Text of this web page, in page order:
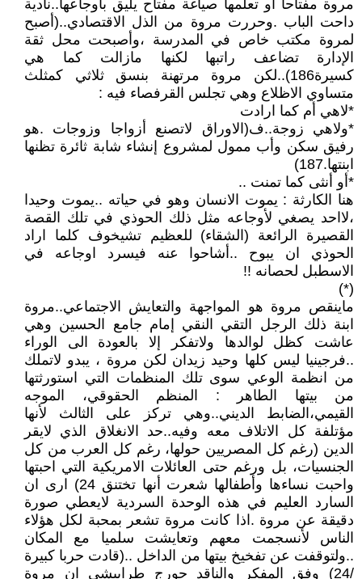
مروة مفتاحا او تعلمها صياغة مفتاح يليق بأوجاعها..نادية
داحت الباب .وحررت مروة من الذل الاقتصادي..(أصبح
لمروة مكتب خاص في المدرسة ،وأصبحت محل ثقة
الإدارة تضاعف راتبها لكنها مازالت كما هي
كسيرة186)..لكن مروة مرتهنة بنسق ثلاثي كمثلث
متساوي الاظلاع وهي تجلس القرفصاء فيه :
*لاهي أم كما ارادت
*ولاهي زوجة..ف(الاوراق لاتصنع أزواجا وزوجات .هو
رفيق سكن وأب ممول لمشروع إنشاء شابة ثائرة تظنها
ابنتها.187)
*أو أنثى كما تمنت ..
هنا الكارثة : يموت الانسان وهو في حياته ..يموت وحيدا
،لااحد يصغي لأوجاعه مثل ذلك الحوذي في تلك القصة
القصيرة الرائعة (الشقاء) للعظيم تشيخوف كلما اراد
الحوذي ان يبوح ..أشاحوا عنه فيسرد اوجاعه في
الاسطبل لحصانه !!
(*)
ماينقص مروة هو المواجهة والتعايش الاجتماعي..مروة
ابنة ذلك الرجل التقي النقي إمام جامع الحسين وهي
عاشت كظل لوالدها ولاتفكر إلا بالعودة الى الوراء
..فرجينيا ليس كلها وحيد زيدان لكن مروة ، يبدو لاتملك
من انظمة الوعي سوى تلك المنظمات التي استورثتها
من بيتها الطاهر : المنظم الحقوقي، الموجه
القيمي،الضابط الديني..وهي تركز على الثالث لأنها
مؤتلفة كل الاتلاف معه وفيه..حد الانغلاق الذي لايقر
الدين (رغم كل المصريين حولها، رغم كل العرب من كل
الجنسيات، بل ورغم حتى العائلات الامريكية التي احبتها
واحبت نساءها وأطفالها شعرت أنها تختنق 24) ارى ان
السارد العليم في هذه الوحدة السردية لايعطي صورة
دقيقة عن مروة .اذا كانت مروة تشعر بمحبة لكل هؤلاء
الناس لأنسجمت معهم وتعايشت سلميا مع المكان
..ولتوقفت عن تفخيخ بيتها من الداخل ..(قادت حربا كبيرة
/24) وفق المفكر والناقد جورج طرابيشي ان مروة